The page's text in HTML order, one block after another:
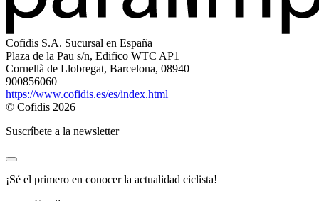
Cofidis S.A. Sucursal en España
Plaza de la Pau s/n, Edifico WTC AP1
Cornellà de Llobregat, Barcelona, 08940
900856060
https://www.cofidis.es/es/index.html
© Cofidis 2026
Suscríbete a la newsletter
¡Sé el primero en conocer la actualidad ciclista!